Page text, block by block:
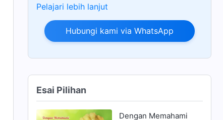
Pelajari lebih lanjut
Hubungi kami via WhatsApp
Esai Pilihan
Dengan Memahami